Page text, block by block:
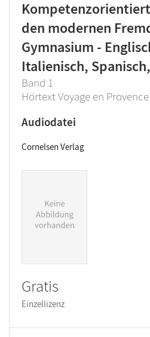
den modernen
Gymnasium -
Italienisch,
Band 1
Hörtext Voyage en Provence
Audiodatei
Cornelsen Verlag
Gratis
Einzellizenz